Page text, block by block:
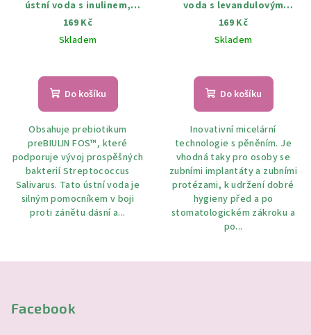
ústní voda s inulinem,
eukaliptem a mentolem 300
ml
169 Kč
Skladem
Do košíku
Obsahuje prebiotikum
preBIULIN FOS™, které
podporuje vývoj prospěšných
bakterií Streptococcus
Salivarus. Tato ústní voda je
silným pomocníkem v boji
proti zánětu dásní a...
voda s levandulovým
olejem, extraktem růži a
chlorhexidinem 300 ml
169 Kč
Skladem
Do košíku
Inovativní micelární
technologie s pěněním. Je
vhodná taky pro osoby se
zubními implantáty a zubními
protézami, k udržení dobré
hygieny před a po
stomatologickém zákroku a
po...
Facebook